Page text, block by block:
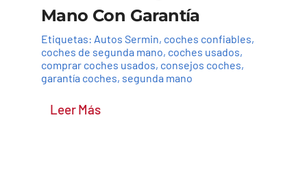
Mano Con Garantía
Etiquetas: Autos Sermin, coches confiables,
coches de segunda mano, coches usados,
comprar coches usados, consejos coches,
garantía coches, segunda mano
Leer Más